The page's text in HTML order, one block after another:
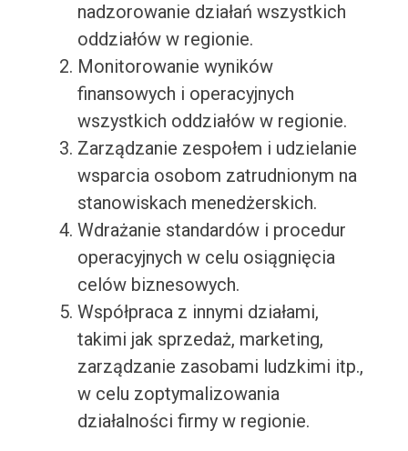
nadzorowanie działań wszystkich
oddziałów w regionie.
Monitorowanie wyników
finansowych i operacyjnych
wszystkich oddziałów w regionie.
Zarządzanie zespołem i udzielanie
wsparcia osobom zatrudnionym na
stanowiskach menedżerskich.
Wdrażanie standardów i procedur
operacyjnych w celu osiągnięcia
celów biznesowych.
Współpraca z innymi działami,
takimi jak sprzedaż, marketing,
zarządzanie zasobami ludzkimi itp.,
w celu zoptymalizowania
działalności firmy w regionie.